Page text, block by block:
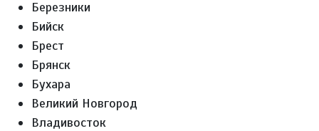
Березники
Бийск
Брест
Брянск
Бухара
Великий Новгород
Владивосток